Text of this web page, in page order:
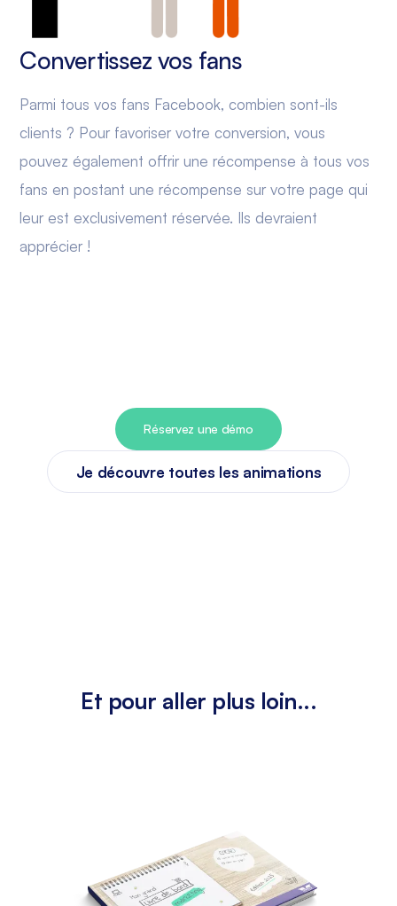
Convertissez vos fans
Parmi tous vos fans Facebook, combien sont-ils
clients ? Pour favoriser votre conversion, vous
pouvez également offrir une récompense à tous vos
fans en postant une récompense sur votre page qui
leur est exclusivement réservée. Ils devraient
apprécier !
Réservez une démo
Je découvre toutes les animations
Et pour aller plus loin...